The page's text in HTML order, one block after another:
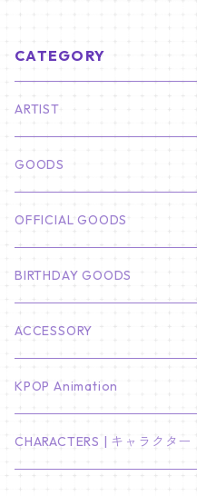
CATEGORY
ARTIST
俳優
CHA EUN WOO
HYUNBIN
BTS
JIN
J-HOPE
SEVENTEEN
S.COUPS
ジョンハン
Stray Kids
バンチャン
リノ
TXT
ヨンジュン
ENHYPEN
GOODS
カレンダー
壁掛けカレンダー
ミニ壁掛けカレンダー
フォトカードセット(60枚入り)
韓国語単語カード
プレミアム写真集
ステッカー&粘着メモ紙セット
OFFICIAL GOODS
LIGHT STICK
Light Stick Pouch
BT21
Stray Kids
MANIAC ENCORE
SKZOO
BIRTHDAY GOODS
01/01 WINTER
01/16 SEUNGKWAN
02/01 DOYOUNG
ACCESSORY
PIERCE
EARRING
KPOP Animation
KPop Demon Hunters
CHARACTERS | キャラクター